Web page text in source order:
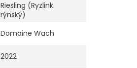
Riesling (Ryzlink
rýnský)
Domaine Wach
2022